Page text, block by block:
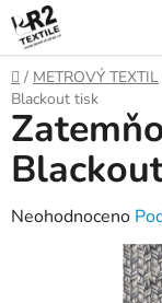
Přejít
na
obsah
Domů
/ METROVÝ TEXTIL
Blackout tisk
Průměrné
Neohodnoceno